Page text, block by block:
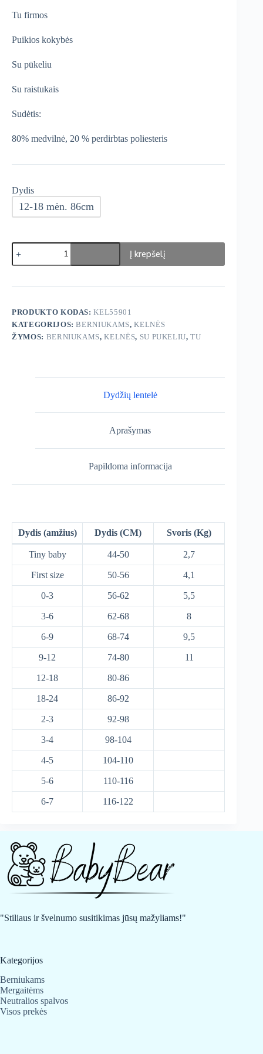
€11,99.
€10,19.
Tu firmos
Puikios kokybės
Su pūkeliu
Su raistukais
Sudėtis:
80% medvilnė, 20 % perdirbtas poliesteris
Dydis
12-18 mėn. 86cm
produkto
kiekis:
TU
Į krepšelį
PRODUKTO KODAS:KEL55901
KATEGORIJOS:BERNIUKAMS,KELNĖS
ŽYMOS: BERNIUKAMS,KELNĖS, SU PUKELIU,TU
Dydžių lentelė
Aprašymas
Papildoma informacija
Dydis (amžius) Dydis (CM) Svoris (Kg)
Tiny baby 44-50 2,7
First size 50-56 4,1
0-3 56-62 5,5
3-6 62-68 8
6-9 68-74 9,5
9-12 74-80 11
12-18 80-86
18-24 86-92
2-3 92-98
3-4 98-104
4-5 104-110
5-6 110-116
6-7 116-122
"Stiliaus ir švelnumo susitikimas jūsų mažyliams!"
Kategorijos
Berniukams
Mergaitėms
Neutralios spalvos
Visos prekės